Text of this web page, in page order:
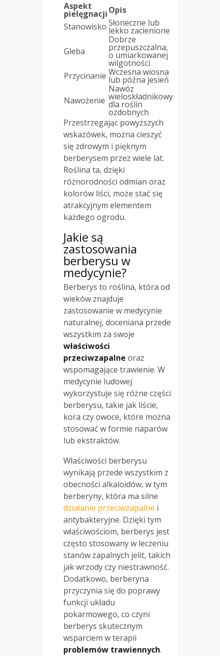
Aspekt
pielęgnacjiOpis
Stanowisko Słoneczne lub
lekko zacienione
Gleba
Dobrze
przepuszczalna,
o umiarkowanej
wilgotności
Przycinanie Wczesna wiosna
lub późna jesień
Nawożenie
Nawóz
wieloskładnikowy
dla roślin
ozdobnych
Przestrzegając powyższych
wskazówek, można cieszyć
się zdrowym i pięknym
berberysem przez wiele lat.
Roślina ta, dzięki
różnorodności odmian oraz
kolorów liści, może stać się
atrakcyjnym elementem
każdego ogrodu.
Jakie są
zastosowania
berberysu w
medycynie?
Berberys to roślina, która od
wieków znajduje
zastosowanie w medycynie
naturalnej, doceniana przede
wszystkim za swoje
właściwości
przeciwzapalne oraz
wspomagające trawienie. W
medycynie ludowej
wykorzystuje się różne części
berberysu, takie jak liście,
kora czy owoce, które można
stosować w formie naparów
lub ekstraktów.
Właściwości berberysu
wynikają przede wszystkim z
obecności alkaloidów, w tym
berberyny, która ma silne
działanie przeciwzapalne i
antybakteryjne. Dzięki tym
właściwościom, berberys jest
często stosowany w leczeniu
stanów zapalnych jelit, takich
jak wrzody czy niestrawność.
Dodatkowo, berberyna
przyczynia się do poprawy
funkcji układu
pokarmowego, co czyni
berberys skutecznym
wsparciem w terapii
problemów trawiennych.